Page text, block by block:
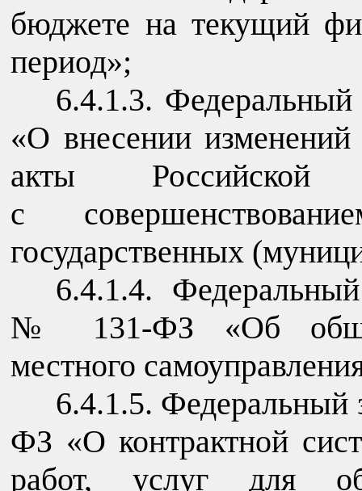
бюджете на текущий
период»;
6.4.1.3.
«О внесении изменений
акты
с
государственных
6.4.1.4.
№ 131-ФЗ «Об общих
местного
6.4.1.5. Федеральный
ФЗ «О контрактной
работ, услуг для